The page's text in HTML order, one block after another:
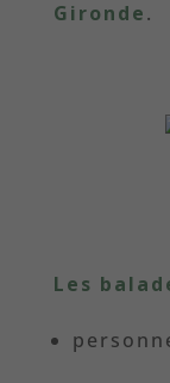
Gironde.
Les